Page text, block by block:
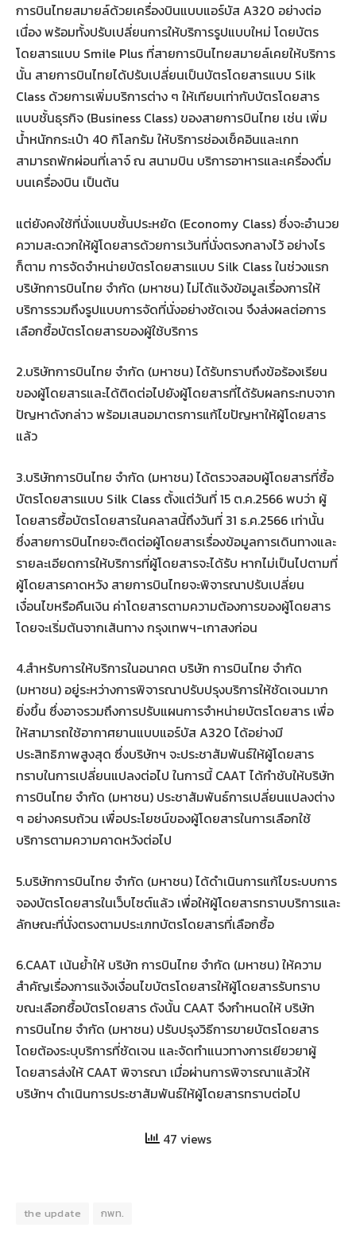
การบินไทยสมายล์ด้วยเครื่องบินแบบแอร์บัส A320 อย่างต่อ
เนื่อง พร้อมทั้งปรับเปลี่ยนการให้บริการรูปแบบใหม่ โดยบัตร
โดยสารแบบ Smile Plus ที่สายการบินไทยสมายล์เคยให้บริการ
นั้น สายการบินไทยได้ปรับเปลี่ยนเป็นบัตรโดยสารแบบ Silk
Class ด้วยการเพิ่มบริการต่าง ๆ ให้เทียบเท่ากับบัตรโดยสาร
แบบชั้นธุรกิจ (Business Class) ของสายการบินไทย เช่น เพิ่ม
น้ำหนักกระเป๋า 40 กิโลกรัม ให้บริการช่องเช็คอินและเกท
สามารถพักผ่อนที่เลาจ์ ณ สนามบิน บริการอาหารและเครื่องดื่ม
บนเครื่องบิน เป็นต้น
แต่ยังคงใช้ที่นั่งแบบชั้นประหยัด (Economy Class) ซึ่งจะอำนวย
ความสะดวกให้ผู้โดยสารด้วยการเว้นที่นั่งตรงกลางไว้ อย่างไร
ก็ตาม การจัดจำหน่ายบัตรโดยสารแบบ Silk Class ในช่วงแรก
บริษัทการบินไทย จำกัด (มหาชน) ไม่ได้แจ้งข้อมูลเรื่องการให้
บริการรวมถึงรูปแบบการจัดที่นั่งอย่างชัดเจน จึงส่งผลต่อการ
เลือกซื้อบัตรโดยสารของผู้ใช้บริการ
2.บริษัทการบินไทย จำกัด (มหาชน) ได้รับทราบถึงข้อร้องเรียน
ของผู้โดยสารและได้ติดต่อไปยังผู้โดยสารที่ได้รับผลกระทบจาก
ปัญหาดังกล่าว พร้อมเสนอมาตรการแก้ไขปัญหาให้ผู้โดยสาร
แล้ว
3.บริษัทการบินไทย จำกัด (มหาชน) ได้ตรวจสอบผู้โดยสารที่ซื้อ
บัตรโดยสารแบบ Silk Class ตั้งแต่วันที่ 15 ต.ค.2566 พบว่า ผู้
โดยสารซื้อบัตรโดยสารในคลาสนี้ถึงวันที่ 31 ธ.ค.2566 เท่านั้น
ซึ่งสายการบินไทยจะติดต่อผู้โดยสารเรื่องข้อมูลการเดินทางและ
รายละเอียดการให้บริการที่ผู้โดยสารจะได้รับ หากไม่เป็นไปตามที่
ผู้โดยสารคาดหวัง สายการบินไทยจะพิจารณาปรับเปลี่ยน
เงื่อนไขหรือคืนเงิน ค่าโดยสารตามความต้องการของผู้โดยสาร
โดยจะเริ่มต้นจากเส้นทาง กรุงเทพฯ-เกาสงก่อน
4.สำหรับการให้บริการในอนาคต บริษัท การบินไทย จำกัด
(มหาชน) อยู่ระหว่างการพิจารณาปรับปรุงบริการให้ชัดเจนมาก
ยิ่งขึ้น ซึ่งอาจรวมถึงการปรับแผนการจำหน่ายบัตรโดยสาร เพื่อ
ให้สามารถใช้อากาศยานแบบแอร์บัส A320 ได้อย่างมี
ประสิทธิภาพสูงสุด ซึ่งบริษัทฯ จะประชาสัมพันธ์ให้ผู้โดยสาร
ทราบในการเปลี่ยนแปลงต่อไป ในการนี้ CAAT ได้กำชับให้บริษัท
การบินไทย จำกัด (มหาชน) ประชาสัมพันธ์การเปลี่ยนแปลงต่าง
ๆ อย่างครบถ้วน เพื่อประโยชน์ของผู้โดยสารในการเลือกใช้
บริการตามความคาดหวังต่อไป
5.บริษัทการบินไทย จำกัด (มหาชน) ได้ดำเนินการแก้ไขระบบการ
จองบัตรโดยสารในเว็บไซต์แล้ว เพื่อให้ผู้โดยสารทราบบริการและ
ลักษณะที่นั่งตรงตามประเภทบัตรโดยสารที่เลือกซื้อ
6.CAAT เน้นย้ำให้ บริษัท การบินไทย จำกัด (มหาชน) ให้ความ
สำคัญเรื่องการแจ้งเงื่อนไขบัตรโดยสารให้ผู้โดยสารรับทราบ
ขณะเลือกซื้อบัตรโดยสาร ดังนั้น CAAT จึงกำหนดให้ บริษัท
การบินไทย จำกัด (มหาชน) ปรับปรุงวิธีการขายบัตรโดยสาร
โดยต้องระบุบริการที่ชัดเจน และจัดทำแนวทางการเยียวยาผู้
โดยสารส่งให้ CAAT พิจารณา เมื่อผ่านการพิจารณาแล้วให้
บริษัทฯ ดำเนินการประชาสัมพันธ์ให้ผู้โดยสารทราบต่อไป
47 views
the update กพท.